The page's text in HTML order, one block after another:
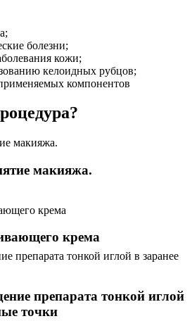
болезни;
кожи;
келоидных рубцов;
компонентов
макияжа.
крема
препарата тонкой иглой
точки